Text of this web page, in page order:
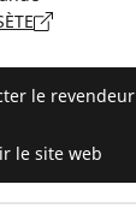
le revendeur
le site web